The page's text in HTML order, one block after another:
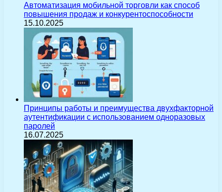
Автоматизация мобильной торговли как способ
повышения продаж и конкурентоспособности
15.10.2025
Принципы работы и преимущества двухфакторной
аутентификации с использованием одноразовых
паролей
16.07.2025